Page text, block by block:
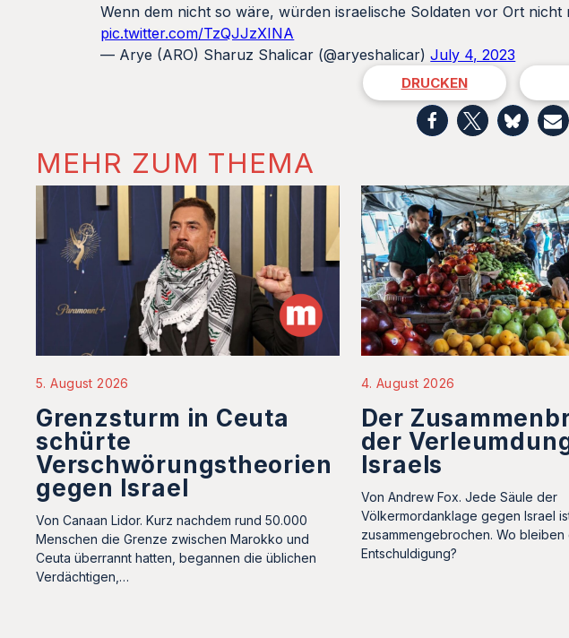
Wenn dem nicht so wäre, würden israelische Soldaten vor Ort nicht
pic.twitter.com/TzQJJzXINA
— Arye (ARO) Sharuz Shalicar (@aryeshalicar)July 4, 2023
DRUCKEN
MEHR ZUM THEMA
5. August 2026
Grenzsturm in Ceuta
schürte
Verschwörungstheorien
gegen Israel
Von Canaan Lidor. Kurz nachdem rund 50.000
Menschen die Grenze zwischen Marokko und
Ceuta überrannt hatten, begannen die üblichen
Verdächtigen,…
4. August 2026
Der
der
Israels
Von Andrew Fox. Jede Säule der
Völkermordanklage gegen Israel
zusammengebrochen. Wo bleiben
Entschuldigung?